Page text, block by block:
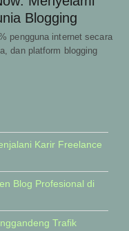
Blogging
pengguna internet secara
dan platform blogging
Karir Freelance
Blog Profesional di
Trafik